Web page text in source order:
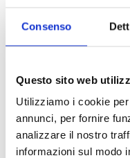
Consenso
Questo sito web
Utilizziamo i cookie
annunci, per fornire
analizzare il nostro
informazioni sul modo